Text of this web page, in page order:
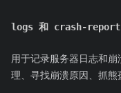
logs 和 crash-
用于记录服务器日志和
理、寻找崩溃原因、抓熊